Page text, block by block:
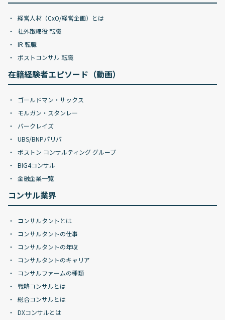
経営人材（CxO/経営企画）とは
社外取締役 転職
IR 転職
ポストコンサル 転職
在籍経験者エピソード（動画）
ゴールドマン・サックス
モルガン・スタンレー
バークレイズ
UBS/BNPパリバ
ボストン コンサルティング グループ
BIG4コンサル
金融企業一覧
コンサル業界
コンサルタントとは
コンサルタントの仕事
コンサルタントの年収
コンサルタントのキャリア
コンサルファームの種類
戦略コンサルとは
総合コンサルとは
DXコンサルとは